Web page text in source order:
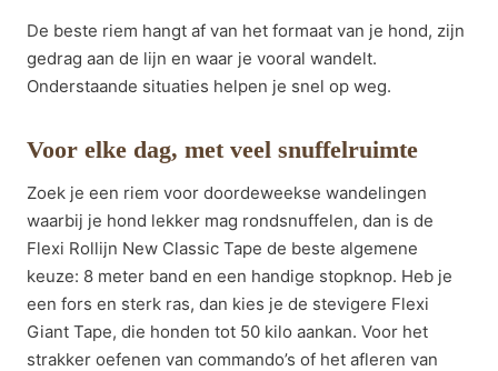
De beste riem hangt af van het formaat van je hond, zijn
gedrag aan de lijn en waar je vooral wandelt.
Onderstaande situaties helpen je snel op weg.
Voor elke dag, met veel snuffelruimte
Zoek je een riem voor doordeweekse wandelingen
waarbij je hond lekker mag rondsnuffelen, dan is de
Flexi Rollijn New Classic Tape de beste algemene
keuze: 8 meter band en een handige stopknop. Heb je
een fors en sterk ras, dan kies je de stevigere Flexi
Giant Tape, die honden tot 50 kilo aankan. Voor het
strakker oefenen van commando’s of het afleren van